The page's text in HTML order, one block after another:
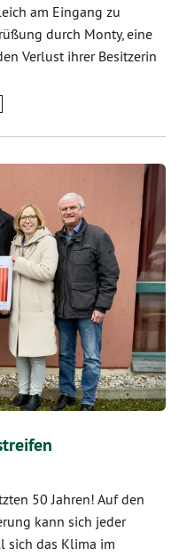
am Eingang zu
durch Monty, eine
Verlust ihrer Besitzerin
50 Jahren! Auf den
kann sich jeder
sich das Klima im